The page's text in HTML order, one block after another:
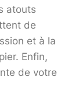
atouts
de
et à la
Enfin,
de votre